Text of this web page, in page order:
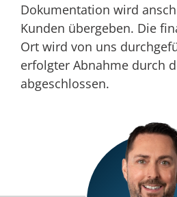
Dokumentation wird
Kunden übergeben. Die
Ort wird von uns
erfolgter Abnahme durch
abgeschlossen.